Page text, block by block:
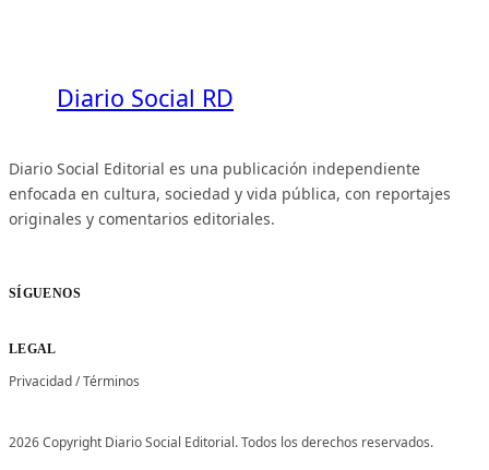
Diario Social RD
Diario Social Editorial es una publicación independiente
enfocada en cultura, sociedad y vida pública, con reportajes
originales y comentarios editoriales.
SÍGUENOS
LEGAL
Privacidad/Términos
2026 Copyright Diario Social Editorial. Todos los derechos reservados.